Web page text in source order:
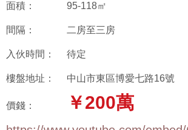
面積： 95-118㎡
間隔： 二房至三房
入伙時間： 待定
樓盤地址： 中山市東區博愛七路16號
價錢： ￥200萬